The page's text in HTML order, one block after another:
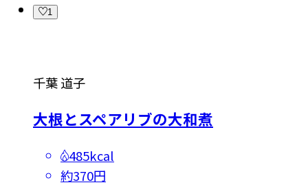
1
千葉 道子
大根とスペアリブの大和煮
485kcal
約370円